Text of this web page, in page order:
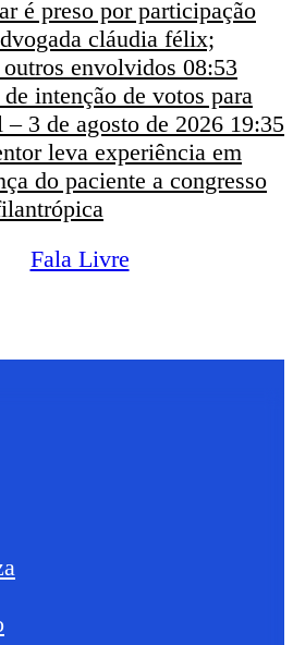
é preso por participação
cláudia félix;
envolvidos 08:53
intenção de votos para
3 de agosto de 2026 19:35
leva experiência em
do paciente a congresso